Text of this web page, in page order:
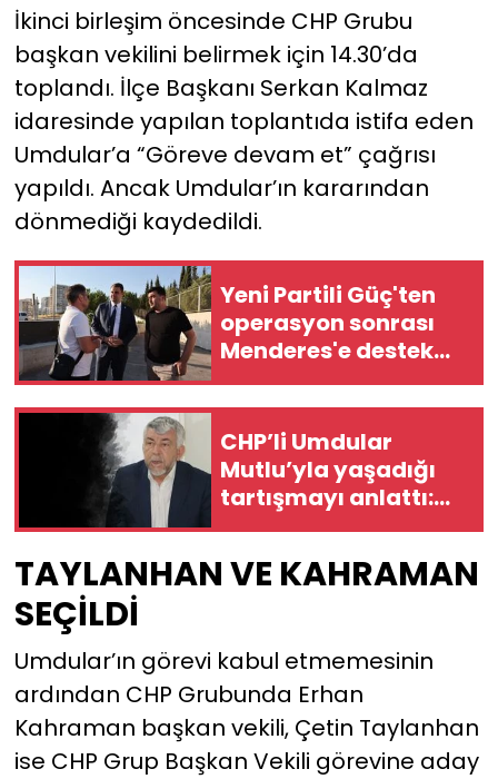
İkinci birleşim öncesinde CHP Grubu
başkan vekilini belirmek için 14.30’da
toplandı. İlçe Başkanı Serkan Kalmaz
idaresinde yapılan toplantıda istifa eden
Umdular’a “Göreve devam et” çağrısı
yapıldı. Ancak Umdular’ın kararından
dönmediği kaydedildi.
Yeni Partili Güç'ten
operasyon sonrası
Menderes'e destek
ziyareti!
CHP’li Umdular
Mutlu’yla yaşadığı
tartışmayı anlattı:
Konak
görevlerimden geri
TAYLANHAN VE KAHRAMAN
SEÇİLDİ
Umdular’ın görevi kabul etmemesinin
ardından CHP Grubunda Erhan
Kahraman başkan vekili, Çetin Taylanhan
ise CHP Grup Başkan Vekili görevine aday